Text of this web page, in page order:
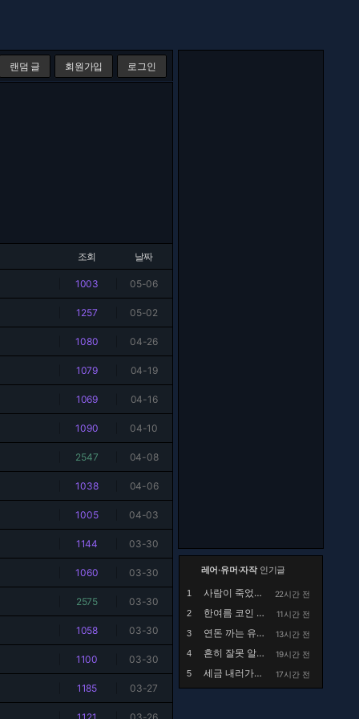
랜덤 글 회원가입 로그인
조회 날짜
1003 05-06
1257 05-02
1080 04-26
1079 04-19
1069 04-16
1090 04-10
2547 04-08
1038 04-06
1005 04-03
1144 03-30
1060 03-30
2575 03-30
1058 03-30
1100 03-30
1185 03-27
레어·유머·자작인기글
1 사람이 죽었는데 드립 치는건 좀 아닌듯
22시간 전
2
한여름 코인 세탁소에서 목격했던 사건.manhwa
11시간 전
3
연돈 까는 유튜브 댓글
13시간 전
4
흔히 잘못 알고있는 행주대첩의 실체
19시간 전
5
세금 내러가는 유재석 출연 유튜브에 달린 국세청 ... 17시간 전